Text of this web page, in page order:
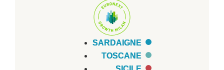
SARDAIGNE
TOSCANE